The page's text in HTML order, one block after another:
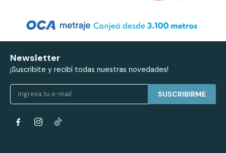
Newsletter
¡Suscribite y recibí todas nuestras novedades!
SUSCRIBIRME
 